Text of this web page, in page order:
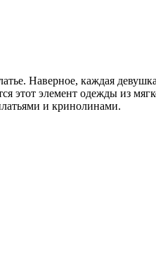
Наверное, каждая
элемент одежды из
и кринолинами.